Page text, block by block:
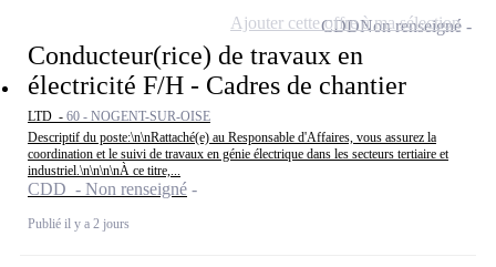
Conducteur(rice) de travaux en
électricité F/H - Cadres de chantier
LTD - 60 - NOGENT-SUR-OISE
Descriptif du poste:\n\nRattaché(e) au Responsable d'Affaires, vous assurez la
coordination et le suivi de travaux en génie électrique dans les secteurs tertiaire et
industriel.\n\n\n\nÀ ce titre,...
CDD - Non renseigné
Publié il y a 2 jours
CDDNon renseigné
Ajouter cette offre à ma sélection